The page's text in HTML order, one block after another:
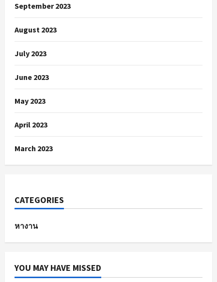
September 2023
August 2023
July 2023
June 2023
May 2023
April 2023
March 2023
CATEGORIES
หางาน
YOU MAY HAVE MISSED